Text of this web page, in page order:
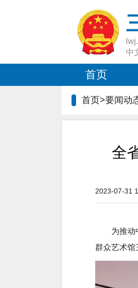
中
首页
首页>要闻动
全
2023-07-31
为推动
群众艺术馆